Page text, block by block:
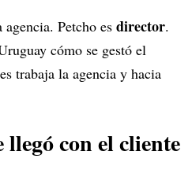
agencia. Petcho es director.
cómo se gestó el
trabaja la agencia y hacia
con el cliente